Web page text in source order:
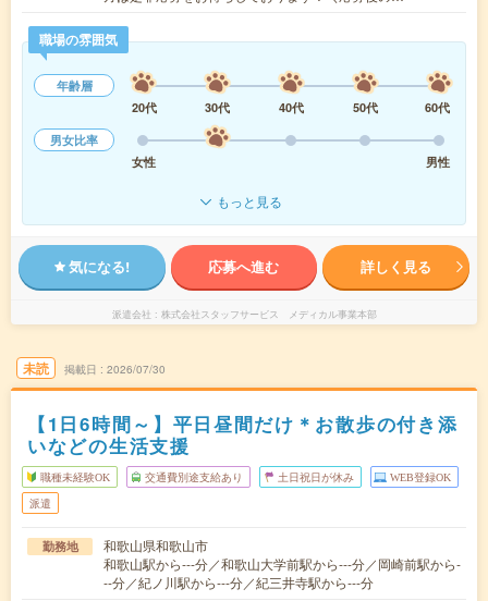
職場の雰囲気
年齢層
20代
30代 40代 50代
60代
男女比率
女性
男性
もっと見る
気になる! 応募へ進む 詳しく見る
派遣会社 株式会社スタッフサービス メディカル事業本部
未読 掲載日 2026/07/30
【1日6時間～】平日昼間だけ＊お散歩の付き添
いなどの生活支援
職種未経験OK 交通費別途支給あり 土日祝日が休み WEB登録OK
派遣
勤務地
和歌山県和歌山市
和歌山駅から---分／和歌山大学前駅から---分／岡崎前駅から-
--分／紀ノ川駅から---分／紀三井寺駅から---分